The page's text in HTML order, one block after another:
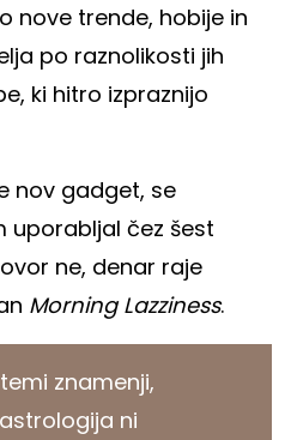
nove trende, hobije in
po raznolikosti jih
ki hitro izpraznijo
nov gadget, se
uporabljal čez šest
ne, denar raje
Morning Lazziness.
znamenji,
ni